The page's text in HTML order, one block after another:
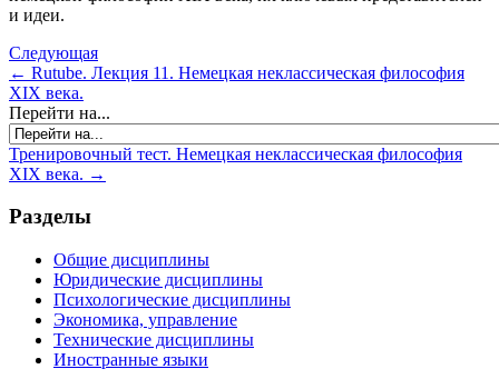
и идеи.
Следующая
← Rutube. Лекция 11. Немецкая неклассическая философия
XIX века.
Перейти на...
Тренировочный тест. Немецкая неклассическая философия
XIX века. →
Разделы
Общие дисциплины
Юридические дисциплины
Психологические дисциплины
Экономика, управление
Технические дисциплины
Иностранные языки